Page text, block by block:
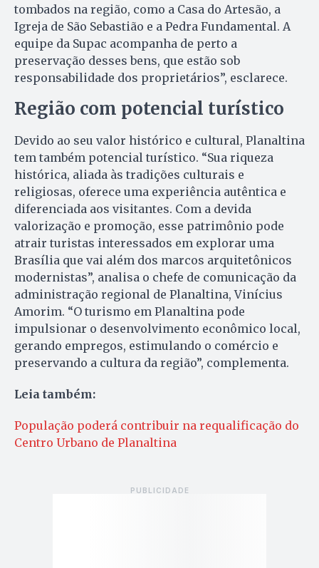
tombados na região, como a Casa do Artesão, a
Igreja de São Sebastião e a Pedra Fundamental. A
equipe da Supac acompanha de perto a
preservação desses bens, que estão sob
responsabilidade dos proprietários”, esclarece.
Região com potencial turístico
Devido ao seu valor histórico e cultural, Planaltina
tem também potencial turístico. “Sua riqueza
histórica, aliada às tradições culturais e
religiosas, oferece uma experiência autêntica e
diferenciada aos visitantes. Com a devida
valorização e promoção, esse patrimônio pode
atrair turistas interessados em explorar uma
Brasília que vai além dos marcos arquitetônicos
modernistas”, analisa o chefe de comunicação da
administração regional de Planaltina, Vinícius
Amorim. “O turismo em Planaltina pode
impulsionar o desenvolvimento econômico local,
gerando empregos, estimulando o comércio e
preservando a cultura da região”, complementa.
Leia também:
População poderá contribuir na requalificação do
Centro Urbano de Planaltina